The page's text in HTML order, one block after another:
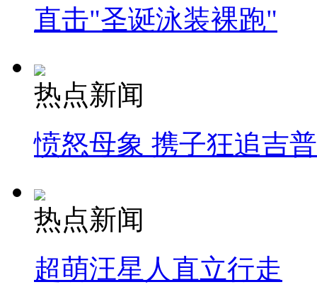
直击"圣诞泳装裸跑"
热点新闻
愤怒母象 携子狂追吉
热点新闻
超萌汪星人直立行走